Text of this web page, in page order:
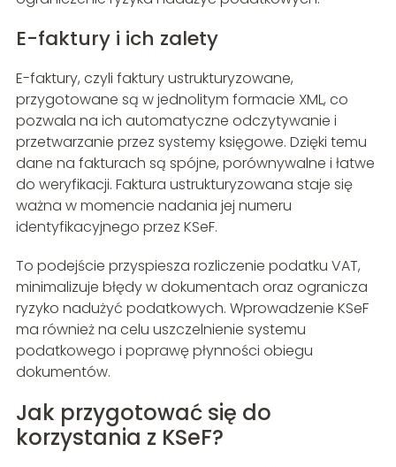
E-faktury i ich zalety
E-faktury, czyli faktury ustrukturyzowane,
przygotowane są w jednolitym formacie XML, co
pozwala na ich automatyczne odczytywanie i
przetwarzanie przez systemy księgowe. Dzięki temu
dane na fakturach są spójne, porównywalne i łatwe
do weryfikacji. Faktura ustrukturyzowana staje się
ważna w momencie nadania jej numeru
identyfikacyjnego przez KSeF.
To podejście przyspiesza rozliczenie podatku VAT,
minimalizuje błędy w dokumentach oraz ogranicza
ryzyko nadużyć podatkowych. Wprowadzenie KSeF
ma również na celu uszczelnienie systemu
podatkowego i poprawę płynności obiegu
dokumentów.
Jak przygotować się do
korzystania z KSeF?